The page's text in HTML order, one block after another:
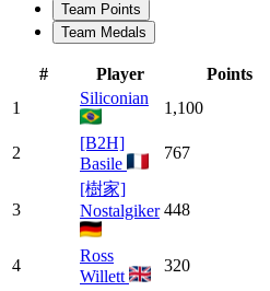
Team Points
Team Medals
# Player Points
1
Siliconian
1,100
2
[B2H]
Basile
767
3
[樹家]
Nostalgiker 448
4
Ross
Willett
320